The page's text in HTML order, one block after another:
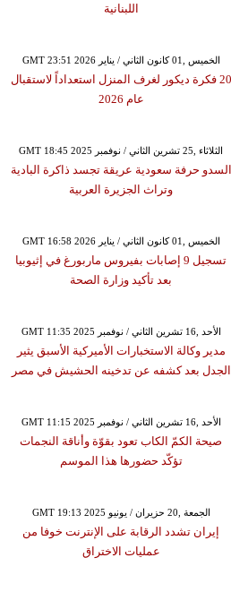
اللبنانية
GMT 23:51 2026 الخميس ,01 كانون الثاني / يناير
20 فكرة ديكور لغرف المنزل استعداداً لاستقبال
عام 2026
GMT 18:45 2025 الثلاثاء ,25 تشرين الثاني / نوفمبر
السدو حرفة سعودية عريقة تجسد ذاكرة البادية
وتراث الجزيرة العربية
GMT 16:58 2026 الخميس ,01 كانون الثاني / يناير
تسجيل 9 إصابات بفيروس ماربورغ في إثيوبيا
بعد تأكيد وزارة الصحة
GMT 11:35 2025 الأحد ,16 تشرين الثاني / نوفمبر
مدير وكالة الاستخبارات الأميركية الأسبق يثير
الجدل بعد كشفه عن تدخينه الحشيش في مصر
GMT 11:15 2025 الأحد ,16 تشرين الثاني / نوفمبر
صيحة الكمّ الكاب تعود بقوّة وأناقة النجمات
تؤكّد حضورها هذا الموسم
GMT 19:13 2025 الجمعة ,20 حزيران / يونيو
إيران تشدد الرقابة على الإنترنت خوفا من
عمليات الاختراق